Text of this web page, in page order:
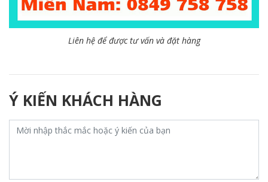
Liên hệ để được tư vấn và đặt hàng
Ý KIẾN KHÁCH HÀNG